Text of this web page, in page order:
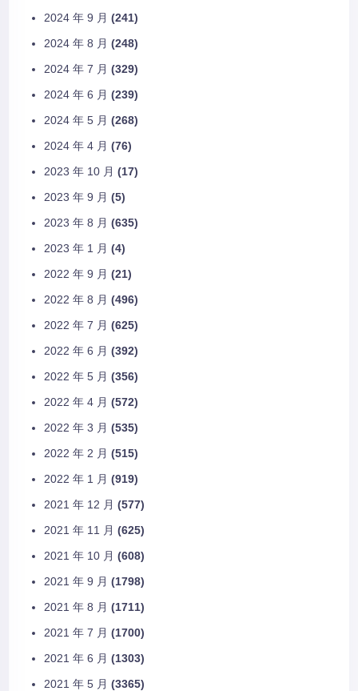
2024 年 9 月 (241)
2024 年 8 月 (248)
2024 年 7 月 (329)
2024 年 6 月 (239)
2024 年 5 月 (268)
2024 年 4 月 (76)
2023 年 10 月 (17)
2023 年 9 月 (5)
2023 年 8 月 (635)
2023 年 1 月 (4)
2022 年 9 月 (21)
2022 年 8 月 (496)
2022 年 7 月 (625)
2022 年 6 月 (392)
2022 年 5 月 (356)
2022 年 4 月 (572)
2022 年 3 月 (535)
2022 年 2 月 (515)
2022 年 1 月 (919)
2021 年 12 月 (577)
2021 年 11 月 (625)
2021 年 10 月 (608)
2021 年 9 月 (1798)
2021 年 8 月 (1711)
2021 年 7 月 (1700)
2021 年 6 月 (1303)
2021 年 5 月 (3365)